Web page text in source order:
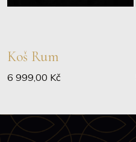
Koš Rum
6 999,00 Kč